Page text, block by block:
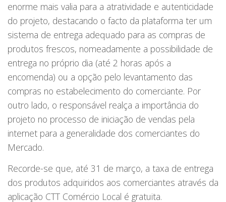
enorme mais valia para a atratividade e autenticidade
do projeto, destacando o facto da plataforma ter um
sistema de entrega adequado para as compras de
produtos frescos, nomeadamente a possibilidade de
entrega no próprio dia (até 2 horas após a
encomenda) ou a opção pelo levantamento das
compras no estabelecimento do comerciante. Por
outro lado, o responsável realça a importância do
projeto no processo de iniciação de vendas pela
internet para a generalidade dos comerciantes do
Mercado.
Recorde-se que, até 31 de março, a taxa de entrega
dos produtos adquiridos aos comerciantes através da
aplicação CTT Comércio Local é gratuita.